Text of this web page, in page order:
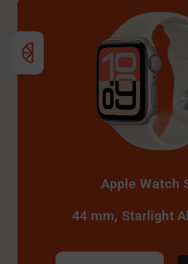
Apple Watch
44 mm, Starlight